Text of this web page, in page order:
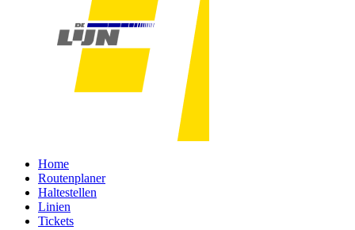
Home
Routenplaner
Haltestellen
Linien
Tickets